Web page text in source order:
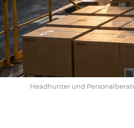
Headhunter und